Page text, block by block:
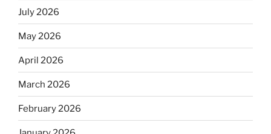
July 2026
May 2026
April 2026
March 2026
February 2026